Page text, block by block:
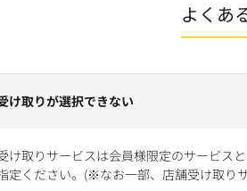
よくあ
け取りが選択できない
け取りサービスは会員様限定のサービス
定ください。(※なお一部、店舗受け取り